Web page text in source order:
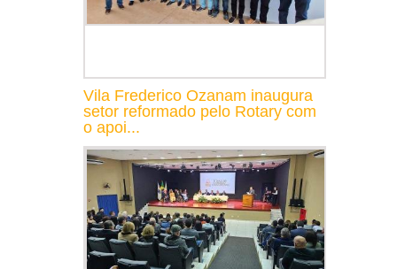
Vila Frederico Ozanam inaugura
setor reformado pelo Rotary com
o apoi...